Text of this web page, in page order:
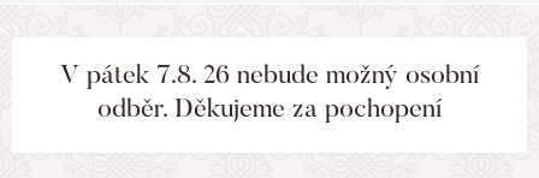
V pátek 7.8. 26 nebude možný osobní
odběr. Děkujeme za pochopení